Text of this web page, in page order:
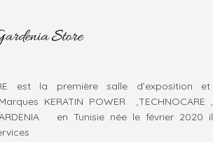
est la première salle d’exposition et
KERATIN POWER ,TECHNOCARE ,
en Tunisie née le février 2020 il